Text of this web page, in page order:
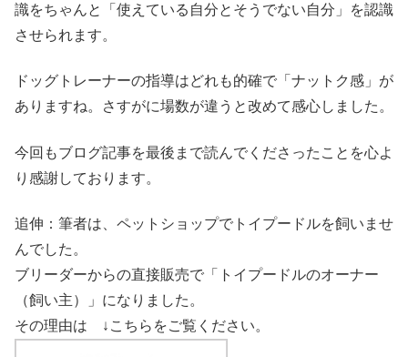
識をちゃんと「使えている自分とそうでない自分」を認識
させられます。
ドッグトレーナーの指導はどれも的確で「ナットク感」が
ありますね。さすがに場数が違うと改めて感心しました。
今回もブログ記事を最後まで読んでくださったことを心よ
り感謝しております。
追伸：筆者は、ペットショップでトイプードルを飼いませ
んでした。
ブリーダーからの直接販売で「トイプードルのオーナー
（飼い主）」になりました。
その理由は ↓こちらをご覧ください。